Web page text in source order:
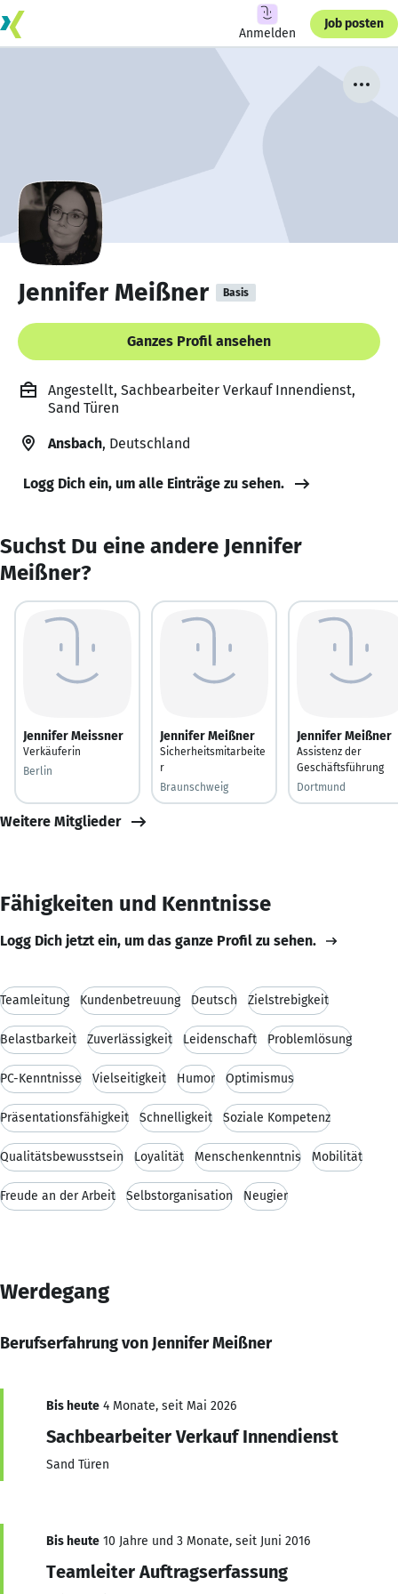
Anmelden
Job posten
Jennifer Meißner Basis
Ganzes Profil ansehen
Angestellt, Sachbearbeiter Verkauf Innendienst,
Sand Türen
Ansbach, Deutschland
Logg Dich ein, um alle Einträge zu sehen.
Suchst Du eine andere Jennifer
Meißner?
Jennifer Meissner
Verkäuferin
Berlin
Jennifer Meißner
Sicherheitsmitarbeite
r
Braunschweig
Jennifer Meißner
Assistenz der
Geschäftsführung
Dortmund
Weitere Mitglieder
Fähigkeiten und Kenntnisse
Logg Dich jetzt ein, um das ganze Profil zu sehen.
Teamleitung Kundenbetreuung Deutsch Zielstrebigkeit
Belastbarkeit Zuverlässigkeit Leidenschaft Problemlösung
PC-Kenntnisse Vielseitigkeit Humor Optimismus
Präsentationsfähigkeit Schnelligkeit Soziale Kompetenz
Qualitätsbewusstsein Loyalität Menschenkenntnis Mobilität
Freude an der Arbeit Selbstorganisation Neugier
Werdegang
Berufserfahrung von Jennifer Meißner
Bis heute 4 Monate, seit Mai 2026
Sachbearbeiter Verkauf Innendienst
Sand Türen
Bis heute 10 Jahre und 3 Monate, seit Juni 2016
Teamleiter Auftragserfassung